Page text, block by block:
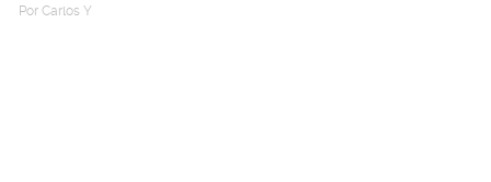
Por Carlos Y